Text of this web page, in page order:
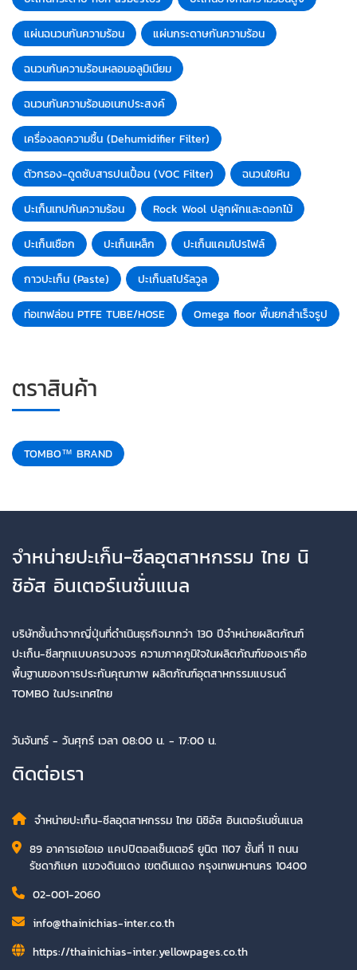
แผ่นฉนวนกันความร้อน แผ่นกระดาษกันความร้อน
ฉนวนกันความร้อนหลอมอลูมิเนียม
ฉนวนกันความร้อนอเนกประสงค์
เครื่องลดความชื้น (Dehumidifier Filter)
ตัวกรอง-ดูดซับสารปนเปื้อน (VOC Filter) ฉนวนใยหิน
ปะเก็นเทปกันความร้อน Rock Wool ปลูกผักและดอกไม้
ปะเก็นเชือก ปะเก็นเหล็ก ปะเก็นแคมโปรไฟล์
กาวปะเก็น (Paste) ปะเก็นสไปรัลวูล
ท่อเทฟล่อน PTFE TUBE/HOSE Omega floor พื้นยกสำเร็จรูป
ตราสินค้า
TOMBO™ BRAND
จำหน่ายปะเก็น-ซีลอุตสาหกรรม ไทย นิ
ชิอัส อินเตอร์เนชั่นแนล
บริษัทชั้นนำจากญี่ปุ่นที่ดำเนินธุรกิจมากว่า 130 ปีจำหน่ายผลิตภัณฑ์
ปะเก็น-ซีลทุกแบบครบวงจร ความภาคภูมิใจในผลิตภัณฑ์ของเราคือ
พื้นฐานของการประกันคุณภาพ ผลิตภัณฑ์อุตสาหกรรมแบรนด์
TOMBO ในประเทศไทย
วันจันทร์ - วันศุกร์ เวลา 08:00 น. - 17:00 น.
ติดต่อเรา
จำหน่ายปะเก็น-ซีลอุตสาหกรรม ไทย นิชิอัส อินเตอร์เนชั่นแนล
89 อาคารเอไอเอ แคปปิตอลเซ็นเตอร์ ยูนิต 1107 ชั้นที่ 11 ถนน
รัชดาภิเษก แขวงดินแดง เขตดินแดง กรุงเทพมหานคร 10400
02-001-2060
info@thainichias-inter.co.th
https://thainichias-inter.yellowpages.co.th